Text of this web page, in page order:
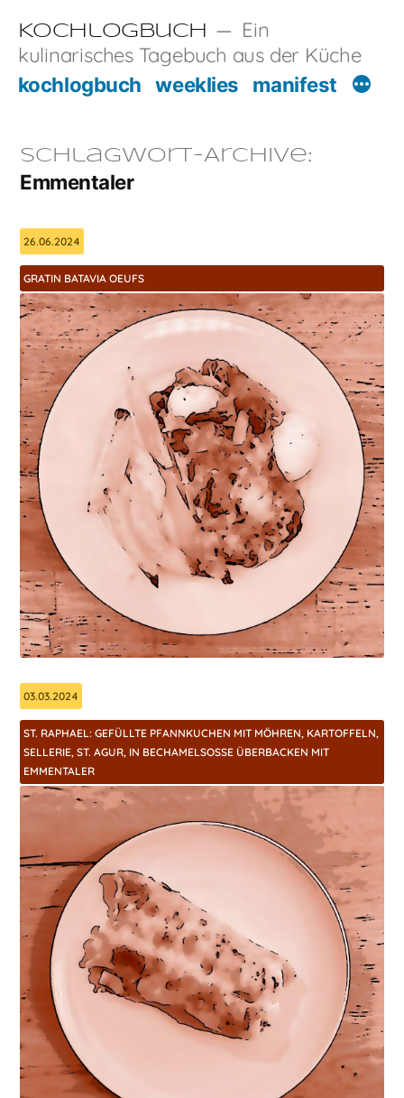
Inhalt
springen
Kochlogbuch
Ein
kulinarisches Tagebuch aus der Küche
kochlogbuch weeklies manifest
Schlagwort-Archive:
Emmentaler
26.06.2024
GRATIN BATAVIA OEUFS
03.03.2024
ST. RAPHAEL: GEFÜLLTE PFANNKUCHEN MIT MÖHREN, KARTOFFELN,
SELLERIE, ST. AGUR, IN BECHAMELSOSSE ÜBERBACKEN MIT E
MMENTALER